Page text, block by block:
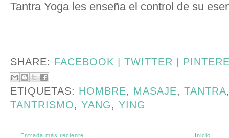
Tantra Yoga les enseña el control de su
SHARE: FACEBOOK | TWITTER |
ETIQUETAS: HOMBRE, MASAJE, TANTRA
TANTRISMO, YANG , YING
Entrada más reciente Inicio